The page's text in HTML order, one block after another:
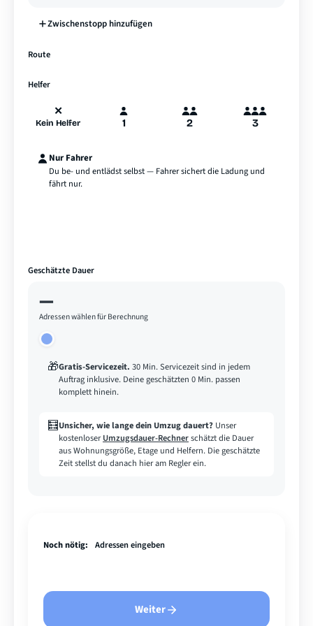
Zwischenstopp hinzufügen
Route
Helfer
✕
Kein Helfer 1 2 3
Nur Fahrer
Du be- und entlädst selbst — Fahrer sichert die Ladung und
fährt nur.
Geschätzte Dauer
—
Adressen wählen für Berechnung
🎁Gratis-Servicezeit. 30 Min. Servicezeit sind in jedem
Auftrag inklusive. Deine geschätzten 0 Min. passen
komplett hinein.
🧮Unsicher, wie lange dein Umzug dauert? Unser
kostenloserUmzugsdauer-Rechnerschätzt die Dauer
aus Wohnungsgröße, Etage und Helfern. Die geschätzte
Zeit stellst du danach hier am Regler ein.
Noch nötig: Adressen eingeben
Weiter